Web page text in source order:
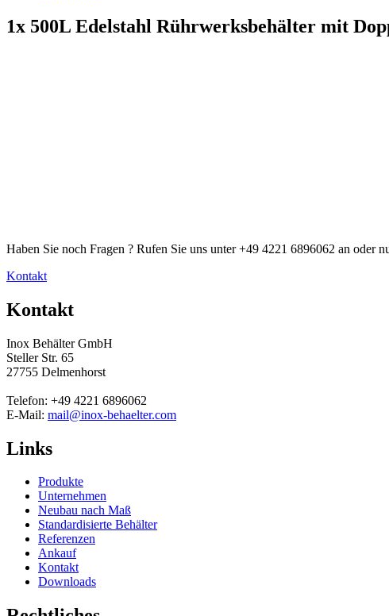
1x 500L Edelstahl Rührwerksbehälter mit
Haben Sie noch Fragen ? Rufen Sie uns unter +49 4221 6896062 an oder
Kontakt
Kontakt
Inox Behälter GmbH
Steller Str. 65
27755 Delmenhorst
Telefon: +49 4221 6896062
E-Mail: mail@inox-behaelter.com
Links
Produkte
Unternehmen
Neubau nach Maß
Standardisierte Behälter
Referenzen
Ankauf
Kontakt
Downloads